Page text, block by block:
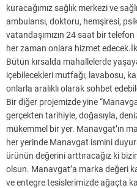
kuracağımız sağlık merkezi ve
ambulansı, doktoru, hemşiresi,
vatandaşımızın 24 saat bir
her zaman onlara hizmet
Bütün kırsalda mahallelerde
içebilecekleri mutfağı, lavabosu,
onlarla aralıklı olarak sohbet
Bir diğer projemizde yine
gerçekten tarihiyle, doğasıyla,
mükemmel bir yer. Manavgat’ın
her yerinde Manavgat ismini
ürünün değerini arttıracağız ki
olsun. Manavgat’a marka değeri
ve entegre tesislerimizde ağaçta